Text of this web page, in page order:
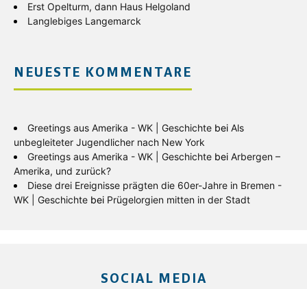
Erst Opelturm, dann Haus Helgoland
Langlebiges Langemarck
NEUESTE KOMMENTARE
Greetings aus Amerika - WK | Geschichte bei Als
unbegleiteter Jugendlicher nach New York
Greetings aus Amerika - WK | Geschichte bei Arbergen –
Amerika, und zurück?
Diese drei Ereignisse prägten die 60er-Jahre in Bremen -
WK | Geschichte bei Prügelorgien mitten in der Stadt
SOCIAL MEDIA